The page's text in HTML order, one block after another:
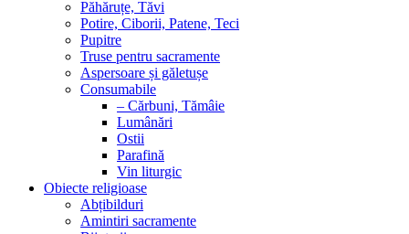
Păhăruțe, Tăvi
Potire, Ciborii, Patene, Teci
Pupitre
Truse pentru sacramente
Aspersoare și găletușe
Consumabile
– Cărbuni, Tămâie
Lumânări
Ostii
Parafină
Vin liturgic
Obiecte religioase
Abțibilduri
Amintiri sacramente